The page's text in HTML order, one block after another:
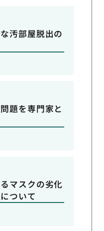
汚部屋脱出の
題を専門家と
マスクの劣化
ついて